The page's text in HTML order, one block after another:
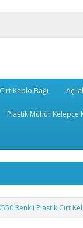
Kablo Bağı
Plastik Mühür Kelepçe
Renkli Plastik Cırt